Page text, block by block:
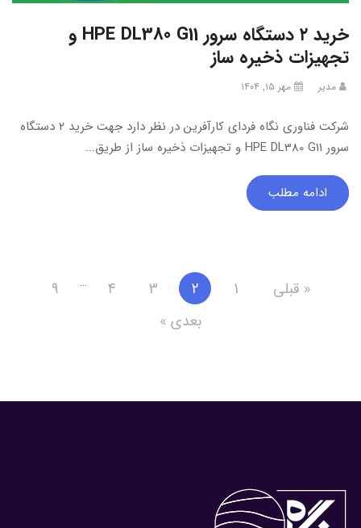
خرید ۲ دستگاه سرور HPE DL380 G11 و
تجهیزات ذخیره ساز
مدیر مهر ۱۵, ۱۴۰۴
شرکت فناوری نگاه فردای کارآفرین در نظر دارد جهت خرید ۲ دستگاه
سرور HPE DL380 G11 و تجهیزات ذخیره ساز از طریق...
ادامه مطلب
« قبلی 1
2
3
4
…
9
بعدی »